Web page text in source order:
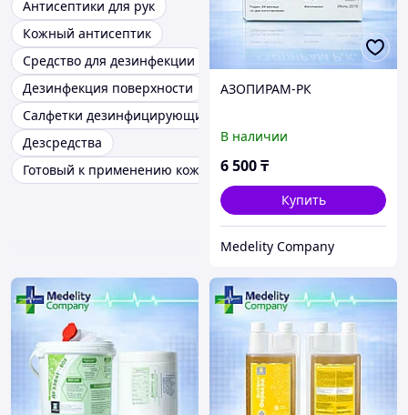
Антисептики для рук
Кожный антисептик
Средство для дезинфекции
Дезинфекция поверхности
Салфетки дезинфицирующие
Дезсредства
Готовый к применению кожный антисептик
АЗОПИРАМ-РК
В наличии
6 500₸
Купить
Medelity Company